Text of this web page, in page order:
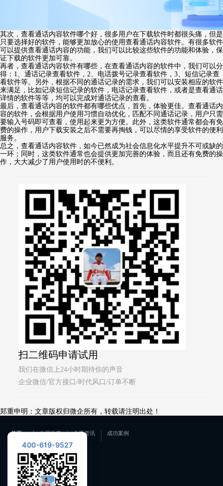
其次，查看通话内容软件哪个好，很多用户在下载软件时都很头痛，但是
只要选择好的软件，能够更加放心的使用查看通话内容软件。有很多软件
可以提供查看通话内容的功能，我们可以比较这些软件的功能和体验，保
证下载的软件更加可靠。
再者，查看通话内容软件有哪些，在查看通话内容的软件中，我们可以分
得：1、通话记录查看软件，2、电话拨号记录查看软件，3、短信记录查
看软件等。另外，根据不同的通话记录的需求，我们可以安装相应的软件
来满足，比如记录短信记录的软件，电话记录查看软件，或者是查看通话
详情的软件等等，均可以完成对通话记录的查看。
最后，查看通话内容的软件都有哪些优点，首先，体验更佳。查看通话内
容的软件，会根据用户使用习惯自动优化，匹配不同通话记录，用户只需
要输入号码即可查看，使用起来更为方便。此外，这类软件通常都会有免
费的操作，用户下载安装之后不需要再掏钱，可以尽情的享受软件的便利
服务。
总之，查看通话内容软件，如今已然成为社会信息化水平提升不可或缺的
一环；同时，这类软件通常也会提供更加完善的体验，而且还有免费的操
作，大大减少了用户使用时的不便利。
扫二维码申请试用
我们在微信上24小时期待你的声音
企业微信/官方接口/时代风口/订单不断
郑重申明：文章版权归微企所有，转载请注明出处！
首页 公司动态 业界资讯 成功案例
联系我们
400-619-9527
400-619-9527